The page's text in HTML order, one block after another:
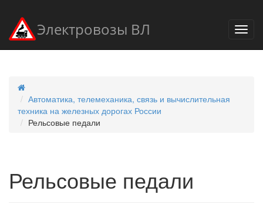
Электровозы ВЛ
Автоматика, телемеханика, связь и вычислительная
техника на железных дорогах России
Рельсовые педали
Рельсовые педали